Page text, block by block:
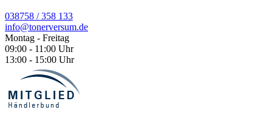
038758 / 358 133
info@tonerversum.de
Montag - Freitag
09:00 - 11:00 Uhr
13:00 - 15:00 Uhr